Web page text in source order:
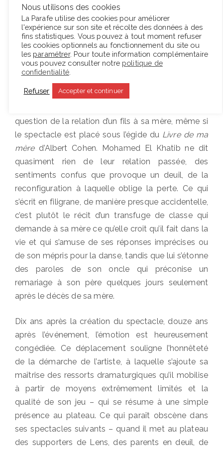
question de la relation d’un fils à sa mère, même si
le spectacle est placé sous l’égide du Livre de ma
mèred’Albert Cohen. Mohamed El Khatib ne dit
quasiment rien de leur relation passée, des
sentiments confus que provoque un deuil, de la
reconfiguration à laquelle oblige la perte. Ce qui
s’écrit en filigrane, de manière presque accidentelle,
c’est plutôt le récit d’un transfuge de classe qui
demande à sa mère ce qu’elle croit qu’il fait dans la
vie et qui s’amuse de ses réponses imprécises ou
de son mépris pour la danse, tandis que lui s’étonne
des paroles de son oncle qui préconise un
remariage à son père quelques jours seulement
après le décès de sa mère.
Dix ans après la création du spectacle, douze ans
après l’événement, l’émotion est heureusement
congédiée. Ce déplacement souligne l’honnêteté
de la démarche de l’artiste, à laquelle s’ajoute sa
maîtrise des ressorts dramaturgiques qu’il mobilise
à partir de moyens extrêmement limités et la
qualité de son jeu – qui se résume à une simple
présence au plateau. Ce qui paraît obscène dans
ses spectacles suivants – quand il met au plateau
des supporters de Lens, des parents en deuil, de
Nous utilisons des cookies
La Parafe utilise des cookies pour améliorer
l'expérience sur son site et récolte des données à des
fins statistiques. Vous pouvez à tout moment refuser
les cookies optionnels au fonctionnement du site ou
les paramétrer. Pour toute information complémentaire
vous pouvez consulter notre politique de
confidentialité.
Refuser Accepter et continuer